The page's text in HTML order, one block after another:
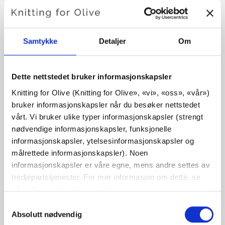
Samtykke Detaljer Om
Dette nettstedet bruker informasjonskapsler
Knitting for Olive (Knitting for Olive», «vi», «oss», «vår»)
bruker informasjonskapsler når du besøker nettstedet
vårt. Vi bruker ulike typer informasjonskapsler (strengt
nødvendige informasjonskapsler, funksjonelle
informasjonskapsler, ytelsesinformasjonskapsler og
målrettede informasjonskapsler). Noen
informasjonskapsler er våre egne, mens andre settes av
tredjepartstjenester. For mer informasjon om dette, se
vår informasjonskapselpolicy.
som ikke er nødvendige for at nettstedet skal fungere.
avAbsolutt nødvendig
€6,60
SPRÅK VELG SPRÅK
Kjøp av garn?
JEG VIL GJERNE KJØPE GARN TIL MØNSTERET
XS S
LEGG I HANDLEKURVEN
Bestillinger som legges inn før kl. 13.00 norsk tid,